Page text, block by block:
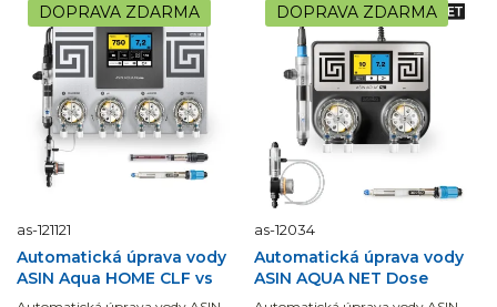
DOPRAVA ZDARMA
as-121121
Automatická úprava vody
ASIN Aqua HOME CLF vs
DOPRAVA ZDARMA
as-12034
Automatická úprava vody
ASIN AQUA NET Dose